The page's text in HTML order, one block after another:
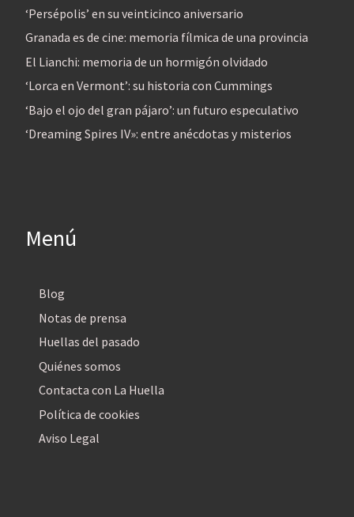
‘Persépolis’ en su veinticinco aniversario
Granada es de cine: memoria fílmica de una provincia
El Lianchi: memoria de un hormigón olvidado
‘Lorca en Vermont’: su historia con Cummings
‘Bajo el ojo del gran pájaro’: un futuro especulativo
‘Dreaming Spires IV»: entre anécdotas y misterios
Menú
Blog
Notas de prensa
Huellas del pasado
Quiénes somos
Contacta con La Huella
Política de cookies
Aviso Legal